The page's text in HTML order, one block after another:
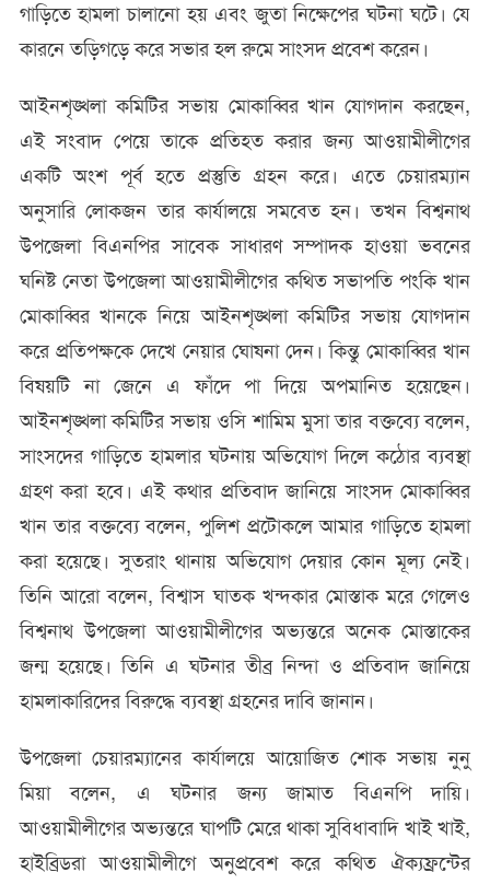
গাড়িতে হামলা চালানো হয় এবং জুতা নিক্ষেপের ঘটনা ঘটে। যে
কারনে তড়িগড়ে করে সভার হল রুমে সাংসদ প্রবেশ করেন।
আইনশৃঙ্খলা কমিটির সভায় মোকাব্বির খান যোগদান করছেন,
এই সংবাদ পেয়ে তাকে প্রতিহত করার জন্য আওয়ামীলীগের
একটি অংশ পূর্ব হতে প্রস্তুতি গ্রহন করে। এতে চেয়ারম্যান
অনুসারি লোকজন তার কার্যালয়ে সমবেত হন। তখন বিশ্বনাথ
উপজেলা বিএনপির সাবেক সাধারণ সম্পাদক হাওয়া ভবনের
ঘনিষ্ট নেতা উপজেলা আওয়ামীলীগের কথিত সভাপতি পংকি খান
মোকাব্বির খানকে নিয়ে আইনশৃঙ্খলা কমিটির সভায় যোগদান
করে প্রতিপক্ষকে দেখে নেয়ার ঘোষনা দেন। কিন্তু মোকাব্বির খান
বিষয়টি না জেনে এ ফাঁদে পা দিয়ে অপমানিত হয়েছেন।
আইনশৃঙ্খলা কমিটির সভায় ওসি শামিম মুসা তার বক্তব্যে বলেন,
সাংসদের গাড়িতে হামলার ঘটনায় অভিযোগ দিলে কঠোর ব্যবস্থা
গ্রহণ করা হবে। এই কথার প্রতিবাদ জানিয়ে সাংসদ মোকাব্বির
খান তার বক্তব্যে বলেন, পুলিশ প্রটোকলে আমার গাড়িতে হামলা
করা হয়েছে। সুতরাং থানায় অভিযোগ দেয়ার কোন মূল্য নেই।
তিনি আরো বলেন, বিশ্বাস ঘাতক খন্দকার মোস্তাক মরে গেলেও
বিশ্বনাথ উপজেলা আওয়ামীলীগের অভ্যন্তরে অনেক মোস্তাকের
জন্ম হয়েছে। তিনি এ ঘটনার তীব্র নিন্দা ও প্রতিবাদ জানিয়ে
হামলাকারিদের বিরুদ্ধে ব্যবস্থা গ্রহনের দাবি জানান।
উপজেলা চেয়ারম্যানের কার্যালয়ে আয়োজিত শোক সভায় নুনু
মিয়া বলেন, এ ঘটনার জন্য জামাত বিএনপি দায়ি।
আওয়ামীলীগের অভ্যন্তরে ঘাপটি মেরে থাকা সুবিধাবাদি খাই খাই,
হাইব্রিডরা আওয়ামীলীগে অনুপ্রবেশ করে কথিত ঐক্যফ্রন্টের